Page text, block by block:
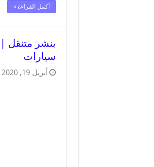
أكمل القراءة »
سيارات
أبريل 19, 2020